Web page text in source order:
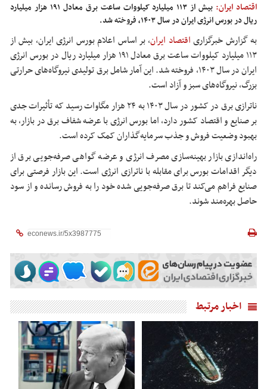
اقتصاد ایران:
بیش از ۱۱۳ میلیارد کیلووات ساعت برق معادل ۱۹۱ هزار میلیارد
ریال در بورس انرژی ایران در سال ۱۴۰۳، فروخته شد.
به گزارش خبرگزاریاقتصاد ایران،بر اساس اعلام بورس انرژی ایران، بیش از
۱۱۳ میلیارد کیلووات ساعت برق معادل ۱۹۱ هزار میلیارد ریال در بورس انرژی
ایران در سال ۱۴۰۳، فروخته شد. این آمار شامل برق تولیدی نیروگاه‌های حرارتی
بزرگ، نیروگاه‌های سبز و آزاد است.
ناترازی
برق در کشور در سال ۱۴۰۳ به ۲۴ هزار مگاوات رسید که تأثیرات جدی
بر صنایع و اقتصاد کشور دارد، اما بورس انرژی با عرضه شفاف برق در بازار، به
بهبود وضعیت فروش و جذب سرمایه‌گذاران کمک کرده است.
راه‌اندازی بازار بهینه‌سازی مصرف انرژی و عرضه گواهی صرفه‌جویی برق از
دیگر اقدامات بورس برای مقابله باناترازیانرژی است. این بازار فرصتی برای
صنایع فراهم می‌کند تا برق صرفه‌جویی شده خود را به فروش رسانده و از سود
حاصل بهره‌مند شوند.
اخبار مرتبط